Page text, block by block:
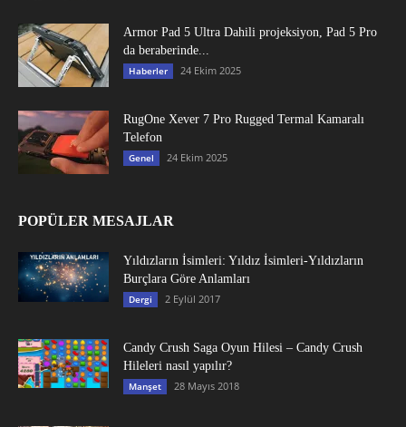
Armor Pad 5 Ultra Dahili projeksiyon, Pad 5 Pro
da beraberinde...
Haberler 24 Ekim 2025
RugOne Xever 7 Pro Rugged Termal Kamaralı
Telefon
Genel 24 Ekim 2025
POPÜLER MESAJLAR
Yıldızların İsimleri: Yıldız İsimleri-Yıldızların
Burçlara Göre Anlamları
Dergi 2 Eylül 2017
Candy Crush Saga Oyun Hilesi – Candy Crush
Hileleri nasıl yapılır?
Manşet 28 Mayıs 2018